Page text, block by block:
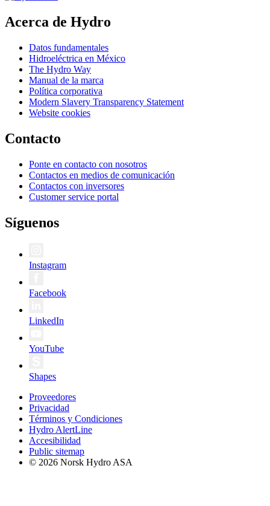
Acerca de Hydro
Datos fundamentales
Hidroeléctrica en México
The Hydro Way
Manual de la marca
Política corporativa
Modern Slavery Transparency Statement
Website cookies
Contacto
Ponte en contacto con nosotros
Contactos en medios de comunicación
Contactos con inversores
Customer service portal
Síguenos
Instagram
Facebook
LinkedIn
YouTube
Shapes
Proveedores
Privacidad
Términos y Condiciones
Hydro AlertLine
Accesibilidad
Public sitemap
© 2026 Norsk Hydro ASA